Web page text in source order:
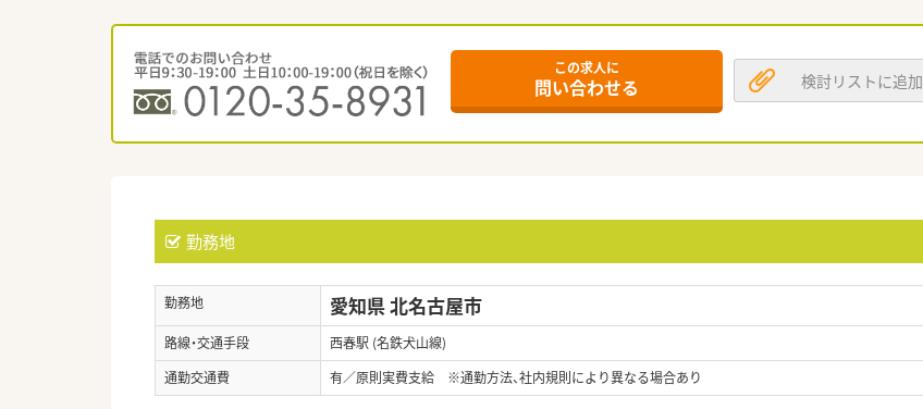
この求人に
問い合わせる 検討リストに追加
勤務地
勤務地 愛知県 北名古屋市
路線・交通手段
西春駅 (名鉄犬山線)
通勤交通費
有／原則実費支給 ※通勤方法、社内規則により異なる場合あり